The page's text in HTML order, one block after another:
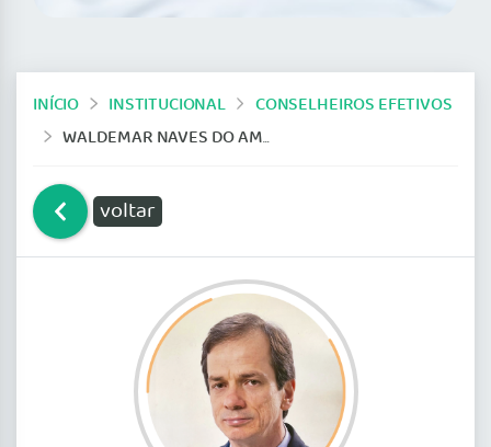
INÍCIO INSTITUCIONAL
CONSELHEIROS EFETIVOS
WALDEMAR NAVES DO AMARAL
voltar